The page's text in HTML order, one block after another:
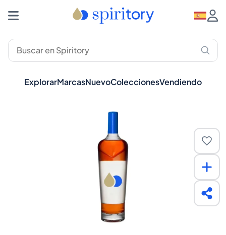
ExplorarMarcasNuevoColeccionesVendiendo